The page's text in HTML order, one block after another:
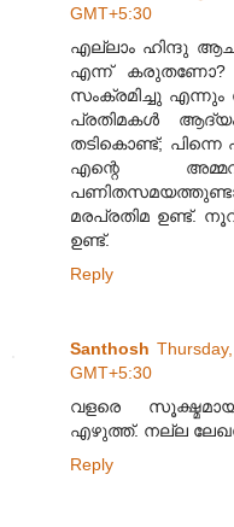
GMT+5:30
എല്ലാം ഹിന്ദു
എന്ന്‌ കരുതണോ?
സംക്രമിച്ചു എന്നും
പ്രതിമകള്‍
തടികൊണ്ട്; പിന്നെ
എന്റെ
മരപ്രതിമ ഉണ്ട്‌.
ഉണ്ട്‌.
Reply
Santhosh
GMT+5:30
വളരെ
എഴുത്ത്. നല്ല
Reply